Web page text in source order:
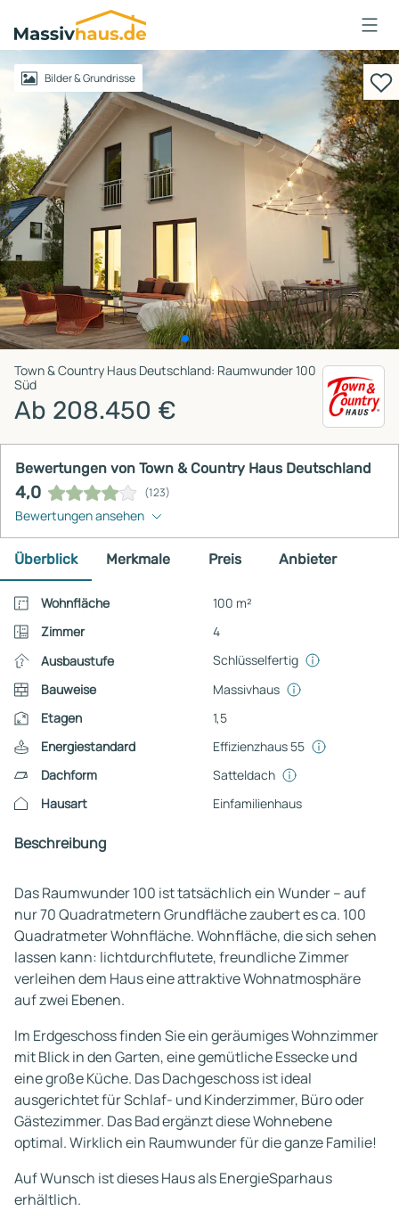
Massivhaus
Logo
AnmeldenBilder & Grundrisse
Town & Country Haus Deutschland: Raumwunder 100
Süd
Ab 208.450 €
Bewertungen von Town & Country Haus Deutschland
4,0 (123)
Bewertungen ansehen
Überblick Merkmale Preis Anbieter
Wohnfläche
100 m²
Zimmer
4
Ausbaustufe
Schlüsselfertig
Bauweise
Massivhaus
Etagen
1,5
Energiestandard
Effizienzhaus 55
Dachform
Satteldach
Hausart
Einfamilienhaus
Beschreibung
Das Raumwunder 100 ist tatsächlich ein Wunder – auf
nur 70 Quadratmetern Grundfläche zaubert es ca. 100
Quadratmeter Wohnfläche. Wohnfläche, die sich sehen
lassen kann: lichtdurchflutete, freundliche Zimmer
verleihen dem Haus eine attraktive Wohnatmosphäre
auf zwei Ebenen.
Im Erdgeschoss finden Sie ein geräumiges Wohnzimmer
mit Blick in den Garten, eine gemütliche Essecke und
eine große Küche. Das Dachgeschoss ist ideal
ausgerichtet für Schlaf- und Kinderzimmer, Büro oder
Gästezimmer. Das Bad ergänzt diese Wohnebene
optimal. Wirklich ein Raumwunder für die ganze Familie!
Auf Wunsch ist dieses Haus als EnergieSparhaus
erhältlich.